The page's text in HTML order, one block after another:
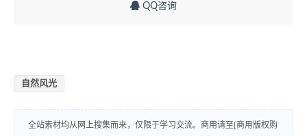
QQ咨询
自然风光
全站素材均从网上搜集而来，仅限于学习交流。商用请至[商用版权购